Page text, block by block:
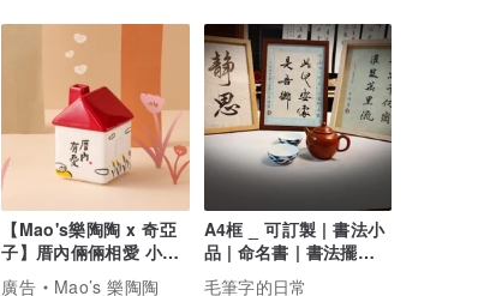
【Mao's樂陶陶 x 奇亞
子】厝內倆倆相愛 小屋
單入禮盒組
廣告
Mao’s 樂陶陶
A4框 _ 可訂製 | 書法小
品 | 命名書 | 書法擺飾
掛飾
毛筆字的日常